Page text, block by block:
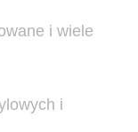
i wiele
i